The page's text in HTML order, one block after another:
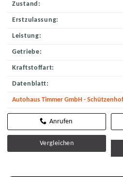
Zustand:
Erstzulassung:
Leistung:
Getriebe:
Kraftstoffart:
Datenblatt:
Autohaus Timmer GmbH -
Vergleichen